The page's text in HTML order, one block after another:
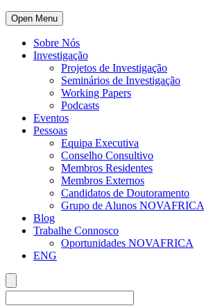
Open Menu
Sobre Nós
Investigação
Projetos de Investigação
Seminários de Investigação
Working Papers
Podcasts
Eventos
Pessoas
Equipa Executiva
Conselho Consultivo
Membros Residentes
Membros Externos
Candidatos de Doutoramento
Grupo de Alunos NOVAFRICA
Blog
Trabalhe Connosco
Oportunidades NOVAFRICA
ENG